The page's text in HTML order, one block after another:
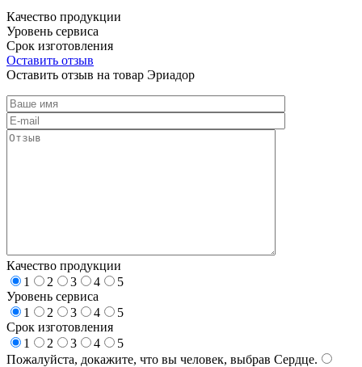
Качество продукции
Уровень сервиса
Срок изготовления
Оставить отзыв
Оставить отзыв на товар Эриадор
Качество продукции
1
2 3 4
5
Уровень сервиса
1
2 3 4
5
Срок изготовления
1
2 3 4
5
Пожалуйста, докажите, что вы человек, выбрав Сердце.